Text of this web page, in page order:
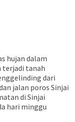
hujan dalam
terjadi tanah
dari
jalan poros Sinjai
di Sinjai
hari minggu